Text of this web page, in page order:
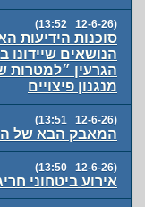
(12-6-26 13:52)
סוכנות הידיעות
הנושאים
הגרעין ״למטרות
מנגנון פיצויים
(12-6-26 13:51)
המאבק הבא של
(12-6-26 13:50)
אירוע ביטחוני